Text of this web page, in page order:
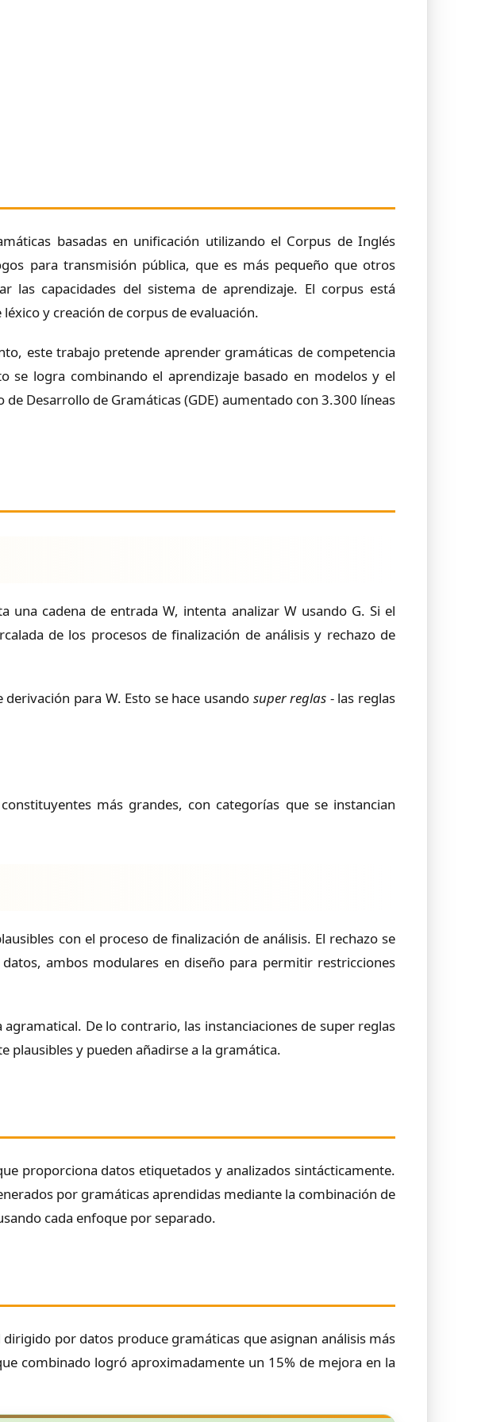
basadas en unificación utilizando el Corpus de Inglés
para transmisión pública, que es más pequeño que otros
las capacidades del sistema de aprendizaje. El corpus está
y creación de corpus de evaluación.
este trabajo pretende aprender gramáticas de competencia
se logra combinando el aprendizaje basado en modelos y el
Desarrollo de Gramáticas (GDE) aumentado con 3.300 líneas
cadena de entrada W, intenta analizar W usando G. Si el
de los procesos de finalización de análisis y rechazo de
para W. Esto se hace usando super reglas - las reglas
más grandes, con categorías que se instancian
con el proceso de finalización de análisis. El rechazo se
ambos modulares en diseño para permitir restricciones
De lo contrario, las instanciaciones de super reglas
plausibles y pueden añadirse a la gramática.
proporciona datos etiquetados y analizados sintácticamente.
por gramáticas aprendidas mediante la combinación de
cada enfoque por separado.
por datos produce gramáticas que asignan análisis más
combinado logró aproximadamente un 15% de mejora en la